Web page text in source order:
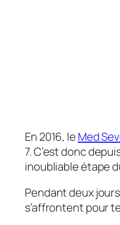
En 2016, le Med
7. C’est donc
inoubliable étape
Pendant deux
s’affrontent pour